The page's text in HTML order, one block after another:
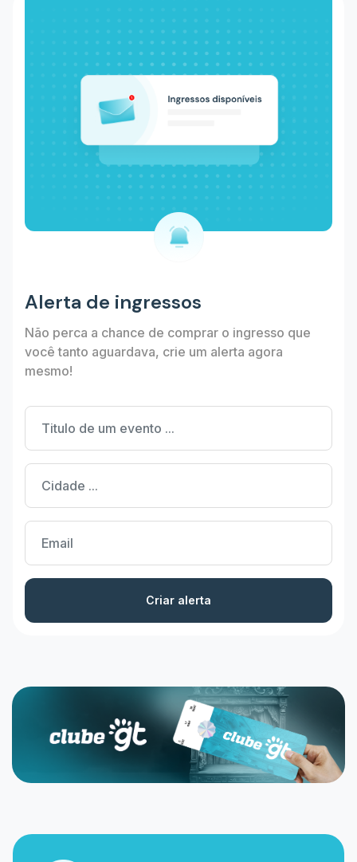
Alerta de ingressos
Não perca a chance de comprar o ingresso que
você tanto aguardava, crie um alerta agora
mesmo!
Criar alerta